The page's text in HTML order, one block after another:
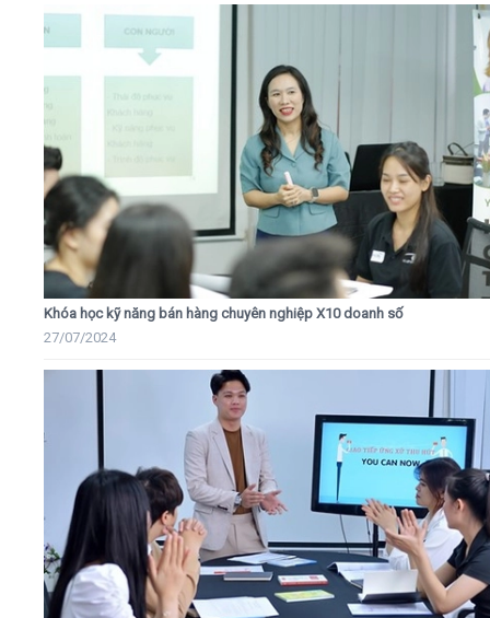
Khóa học kỹ năng bán hàng chuyên nghiệp X10 doanh số
27/07/2024